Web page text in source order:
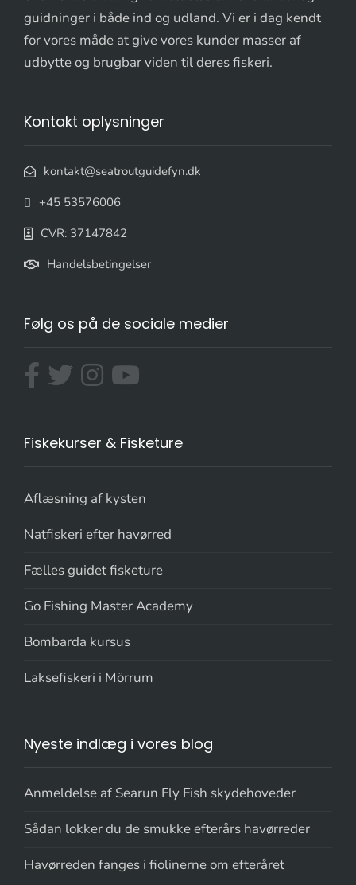
guidninger i både ind og udland. Vi er i dag kendt
for vores måde at give vores kunder masser af
udbytte og brugbar viden til deres fiskeri.
Kontakt oplysninger
kontakt@seatroutguidefyn.dk
+45 53576006
CVR: 37147842
Handelsbetingelser
Følg os på de sociale medier
Fiskekurser & Fisketure
Aflæsning af kysten
Natfiskeri efter havørred
Fælles guidet fisketure
Go Fishing Master Academy
Bombarda kursus
Laksefiskeri i Mörrum
Nyeste indlæg i vores blog
Anmeldelse af Searun Fly Fish skydehoveder
Sådan lokker du de smukke efterårs havørreder
Havørreden fanges i fiolinerne om efteråret